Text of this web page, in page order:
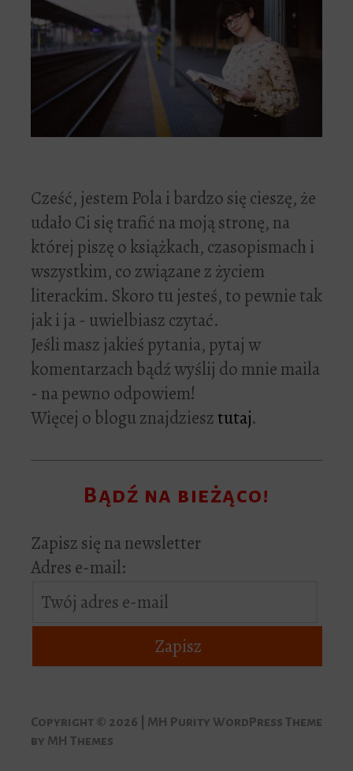
Cześć, jestem Pola i bardzo się cieszę, że
udało Ci się trafić na moją stronę, na
której piszę o książkach, czasopismach i
wszystkim, co związane z życiem
literackim. Skoro tu jesteś, to pewnie tak
jak i ja - uwielbiasz czytać.
Jeśli masz jakieś pytania, pytaj w
komentarzach bądź wyślij do mnie maila
- na pewno odpowiem!
Więcej o blogu znajdziesztutaj.
Bądź na bieżąco!
Zapisz się na newsletter
Adres e-mail:
Copyright © 2026 | MH Purity WordPress Theme
by MH Themes